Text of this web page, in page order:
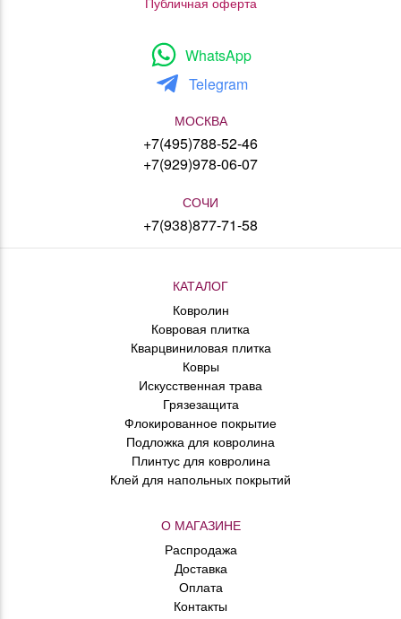
WhatsApp
Telegram
МОСКВА
+7(495)788-52-46
+7(929)978-06-07
СОЧИ
+7(938)877-71-58
КАТАЛОГ
Ковролин
Ковровая плитка
Кварцвиниловая плитка
Ковры
Искусственная трава
Грязезащита
Флокированное покрытие
Подложка для ковролина
Плинтус для ковролина
Клей для напольных покрытий
О МАГАЗИНЕ
Распродажа
Доставка
Оплата
Контакты